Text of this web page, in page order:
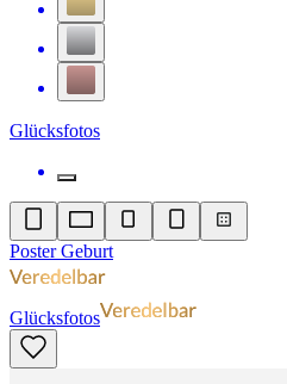
Glücksfotos
Poster Geburt
Glücksfotos